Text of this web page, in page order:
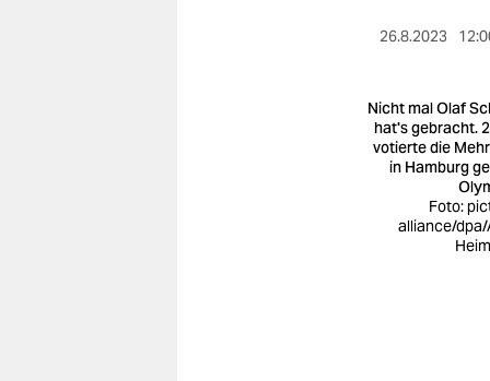
26.8.2023
Nicht mal Olaf
hat's gebracht.
votierte die
in Hamburg
Foto:
alliance/dpa/